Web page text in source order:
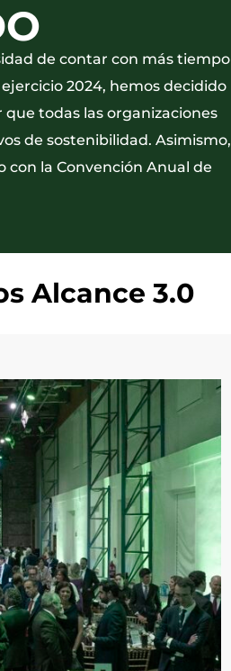
de contar con más tiempo
2024, hemos decidido
todas las organizaciones
de sostenibilidad. Asimismo,
la Convención Anual de
Alcance 3.0